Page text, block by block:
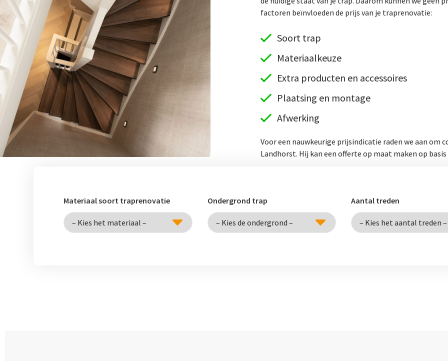
factoren beïnvloeden de prijs van je traprenovatie:
Soort trap
Materiaalkeuze
Extra producten en accessoires
Plaatsing en montage
Afwerking
Voor een nauwkeurige prijsindicatie raden we aan
Landhorst. Hij kan een offerte op maat maken op
Materiaal soort traprenovatie Ondergrond trap Aantal treden